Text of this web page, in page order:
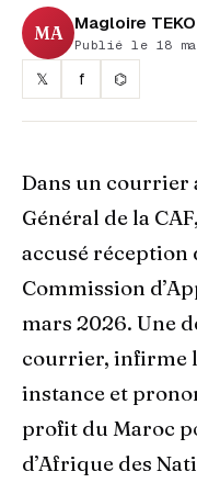
MA Magloire TEKO
Publié le 18
𝕏 f ⌬
Dans un courrier
Général de la
accusé réception
Commission
mars 2026. Une
courrier, infirme
instance et
profit du Maroc
d’Afrique des